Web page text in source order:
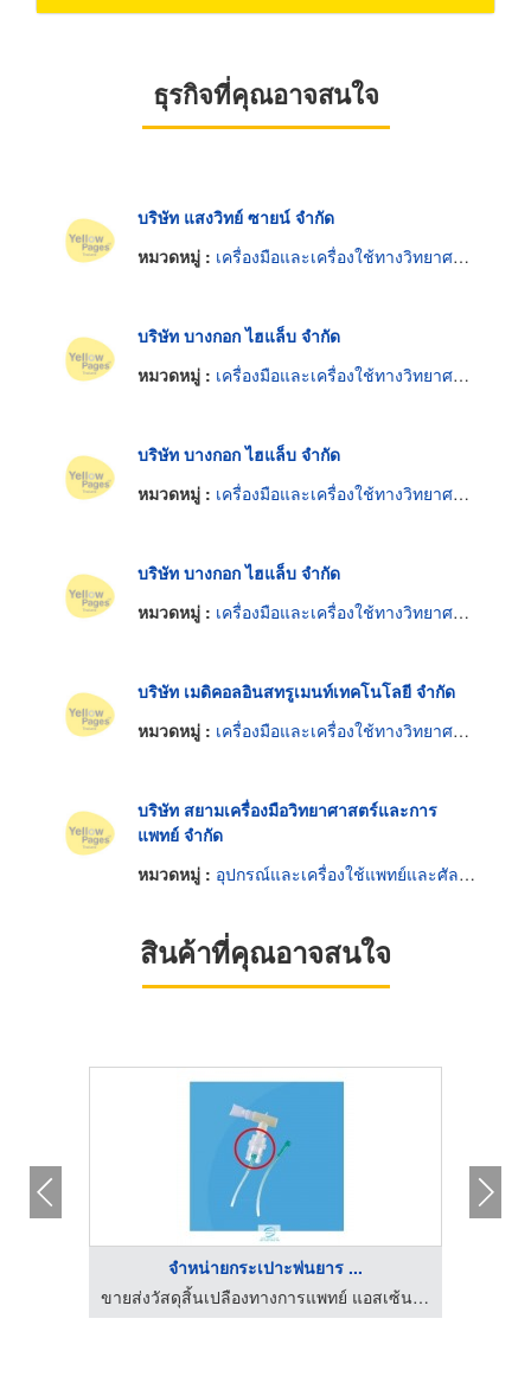
ธุรกิจที่คุณอาจสนใจ
บริษัท แสงวิทย์ ซายน์ จำกัด
หมวดหมู่ : เครื่องมือและเครื่องใช้ทางวิทยาศาสตร์
บริษัท บางกอก ไฮแล็บ จำกัด
หมวดหมู่ : เครื่องมือและเครื่องใช้ทางวิทยาศาสตร์
บริษัท บางกอก ไฮแล็บ จำกัด
หมวดหมู่ : เครื่องมือและเครื่องใช้ทางวิทยาศาสตร์
บริษัท บางกอก ไฮแล็บ จำกัด
หมวดหมู่ : เครื่องมือและเครื่องใช้ทางวิทยาศาสตร์
บริษัท เมดิคอลอินสทรูเมนท์เทคโนโลยี จำกัด
หมวดหมู่ : เครื่องมือและเครื่องใช้ทางวิทยาศาสตร์
บริษัท สยามเครื่องมือวิทยาศาสตร์และการ
แพทย์ จำกัด
หมวดหมู่ : อุปกรณ์และเครื่องใช้แพทย์และศัลยแพทย์
สินค้าที่คุณอาจสนใจ
จำหน่ายกระเปาะพ่นยาร ...
ขายส่งวัสดุสิ้นเปลืองทางการแพทย์ แอสเซ้นท์ เมดิคอล